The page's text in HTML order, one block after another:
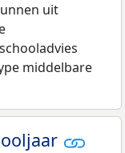
uit
middelbare